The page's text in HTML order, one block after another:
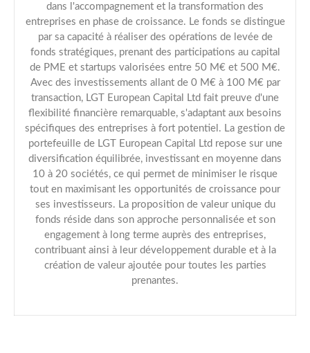
dans l'accompagnement et la transformation des
entreprises en phase de croissance. Le fonds se distingue
par sa capacité à réaliser des opérations de levée de
fonds stratégiques, prenant des participations au capital
de PME et startups valorisées entre 50 M€ et 500 M€.
Avec des investissements allant de 0 M€ à 100 M€ par
transaction, LGT European Capital Ltd fait preuve d'une
flexibilité financière remarquable, s'adaptant aux besoins
spécifiques des entreprises à fort potentiel. La gestion de
portefeuille de LGT European Capital Ltd repose sur une
diversification équilibrée, investissant en moyenne dans
10 à 20 sociétés, ce qui permet de minimiser le risque
tout en maximisant les opportunités de croissance pour
ses investisseurs. La proposition de valeur unique du
fonds réside dans son approche personnalisée et son
engagement à long terme auprès des entreprises,
contribuant ainsi à leur développement durable et à la
création de valeur ajoutée pour toutes les parties
prenantes.